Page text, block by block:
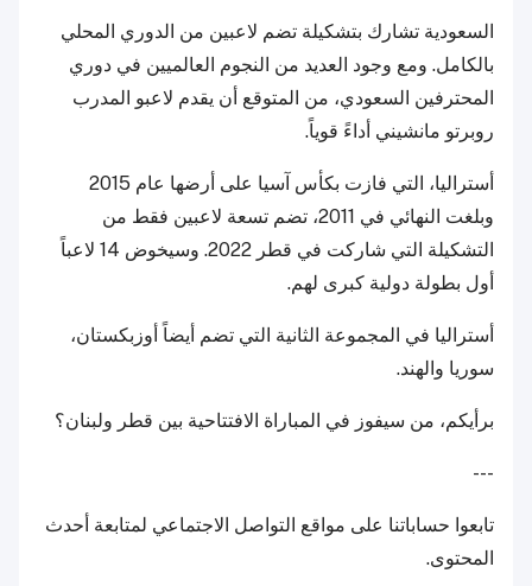
السعودية تشارك بتشكيلة تضم لاعبين من الدوري المحلي
بالكامل. ومع وجود العديد من النجوم العالميين في دوري
المحترفين السعودي، من المتوقع أن يقدم لاعبو المدرب
روبرتو مانشيني أداءً قوياً.
أستراليا، التي فازت بكأس آسيا على أرضها عام 2015
وبلغت النهائي في 2011، تضم تسعة لاعبين فقط من
التشكيلة التي شاركت في قطر 2022. وسيخوض 14 لاعباً
أول بطولة دولية كبرى لهم.
أستراليا في المجموعة الثانية التي تضم أيضاً أوزبكستان،
سوريا والهند.
برأيكم، من سيفوز في المباراة الافتتاحية بين قطر ولبنان؟
---
تابعوا حساباتنا على مواقع التواصل الاجتماعي لمتابعة أحدث
المحتوى.